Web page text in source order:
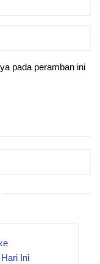
pada peramban ini
Ini